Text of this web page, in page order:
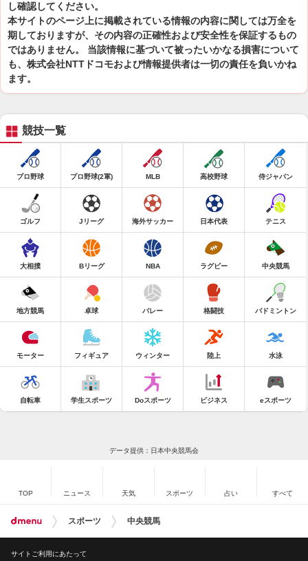
し確認してください。
本サイトのページ上に掲載されている情報の内容に関しては万全を
期しておりますが、その内容の正確性および安全性を保証するもの
ではありません。 当該情報に基づいて被ったいかなる損害について
も、株式会社NTTドコモおよび情報提供者は一切の責任を負いかね
ます。
競技一覧
プロ野球 プロ野球(2軍) MLB 高校野球 侍ジャパン
ゴルフ Jリーグ 海外サッカー 日本代表 テニス
大相撲 Bリーグ NBA ラグビー 中央競馬
地方競馬 卓球 バレー 格闘技 バドミントン
モーター フィギュア ウィンター 陸上 水泳
自転車 学生スポーツ Doスポーツ ビジネス eスポーツ
データ提供：日本中央競馬会
TOP ニュース 天気 スポーツ 占い すべて
スポーツ 中央競馬
サイトご利用にあたって